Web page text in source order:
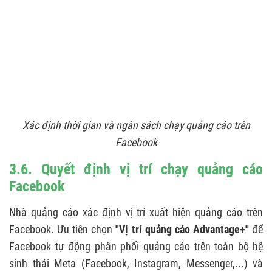
Xác định thời gian và ngân sách chạy quảng cáo trên
Facebook
3.6. Quyết định vị trí chạy quảng cáo
Facebook
Nhà quảng cáo xác định vị trí xuất hiện quảng cáo trên
Facebook. Ưu tiên chọn"Vị trí quảng cáo Advantage+"để
Facebook tự động phân phối quảng cáo trên toàn bộ hệ
sinh thái Meta (Facebook, Instagram, Messenger,...) và